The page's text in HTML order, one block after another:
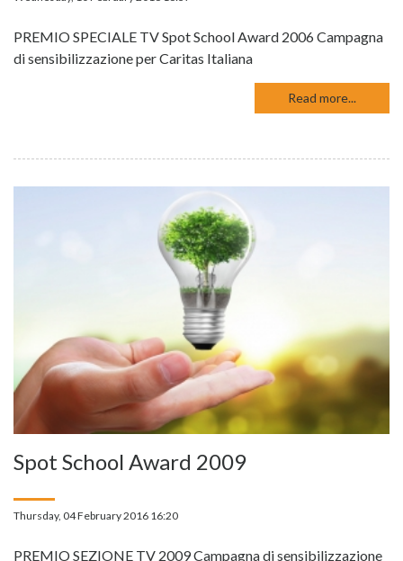
PREMIO SPECIALE TV Spot School Award 2006 Campagna
di sensibilizzazione per Caritas Italiana
Read more...
Spot School Award 2009
Thursday, 04 February 2016 16:20
PREMIO SEZIONE TV 2009 Campagna di sensibilizzazione